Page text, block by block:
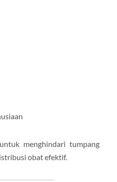
menghindari tumpang
obat efektif.